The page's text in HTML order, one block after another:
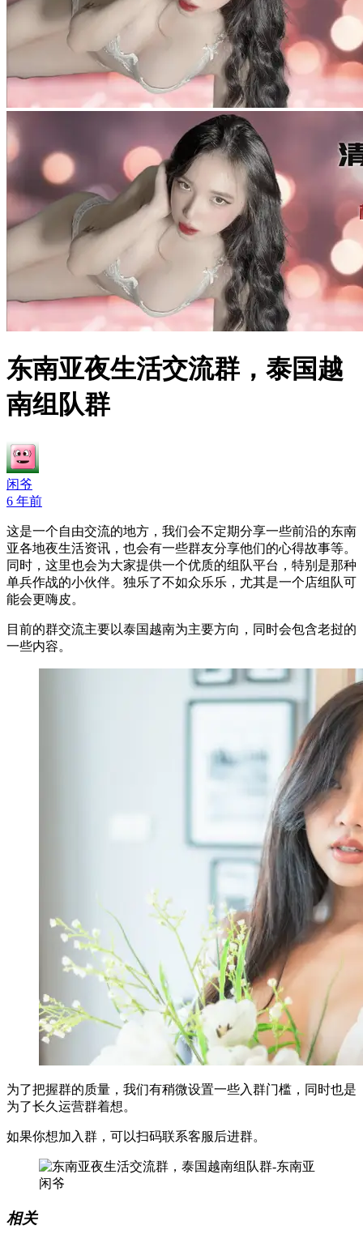
东南亚夜生活交流群，泰国越
南组队群
闲爷
6 年前
这是一个自由交流的地方，我们会不定期分享一些前沿的东南
亚各地夜生活资讯，也会有一些群友分享他们的心得故事等。
同时，这里也会为大家提供一个优质的组队平台，特别是那种
单兵作战的小伙伴。独乐了不如众乐乐，尤其是一个店组队可
能会更嗨皮。
目前的群交流主要以泰国越南为主要方向，同时会包含老挝的
一些内容。
为了把握群的质量，我们有稍微设置一些入群门槛，同时也是
为了长久运营群着想。
如果你想加入群，可以扫码联系客服后进群。
相关